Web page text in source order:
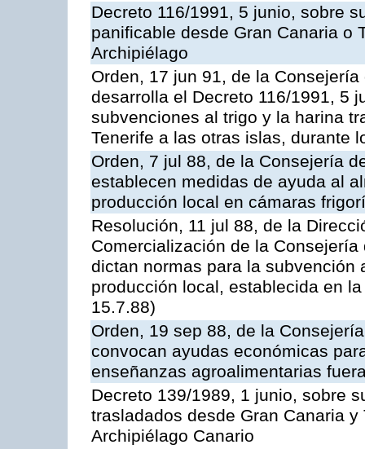
Decreto 116/1991, 5 junio, sobre
panificable desde Gran Canaria o
Archipiélago
Orden, 17 jun 91, de la
desarrolla el Decreto 116/1991, 5
subvenciones al trigo y la harina
Tenerife a las otras islas, durante
Orden, 7 jul 88, de la Consejería
establecen medidas de ayuda al
producción local en cámaras
Resolución, 11 jul 88, de la
Comercialización de la
dictan normas para la subvención
producción local, establecida en
15.7.88)
Orden, 19 sep 88, de la
convocan ayudas económicas
enseñanzas agroalimentarias
Decreto 139/1989, 1 junio, sobre
trasladados desde Gran Canaria
Archipiélago Canario